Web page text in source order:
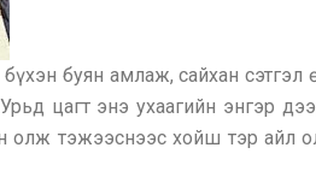
буян амлаж, сайхан
цагт энэ ухаагийн энгэр
олж тэжээснээс хойш тэр айл